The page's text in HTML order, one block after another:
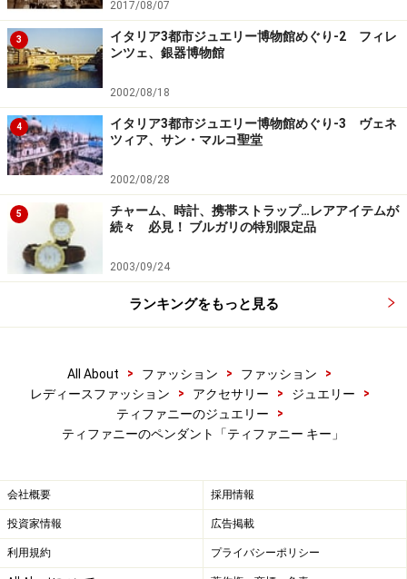
2017/08/07
3
イタリア3都市ジュエリー博物館めぐり-2 フィレ
ンツェ、銀器博物館
2002/08/18
4
イタリア3都市ジュエリー博物館めぐり-3 ヴェネ
ツィア、サン・マルコ聖堂
2002/08/28
5
チャーム、時計、携帯ストラップ…レアアイテムが
続々 必見！ ブルガリの特別限定品
2003/09/24
ランキングをもっと見る
All About > ファッション > ファッション
>
レディースファッション
> アクセサリー > ジュエリー
>
ティファニーのジュエリー
>
ティファニーのペンダント「ティファニー キー」
会社概要 採用情報
投資家情報 広告掲載
利用規約 プライバシーポリシー